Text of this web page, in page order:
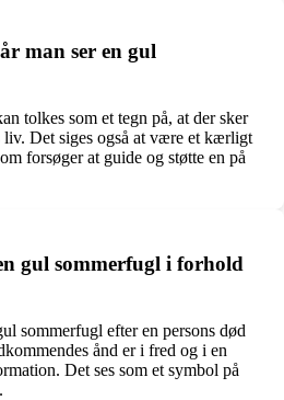
man ser en gul
tolkes som et tegn på, at der sker
Det siges også at være et kærligt
forsøger at guide og støtte en på
gul sommerfugl i forhold
sommerfugl efter en persons død
ånd er i fred og i en
Det ses som et symbol på